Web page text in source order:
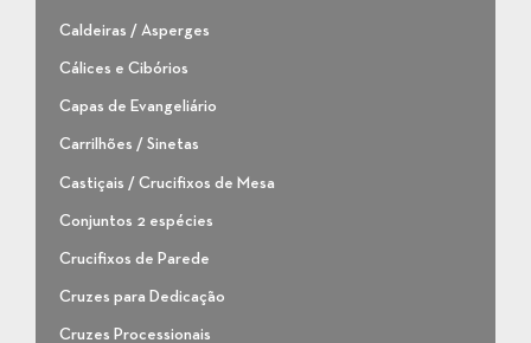
Caldeiras / Asperges
Cálices e Cibórios
Capas de Evangeliário
Carrilhões / Sinetas
Castiçais / Crucifixos de Mesa
Conjuntos 2 espécies
Crucifixos de Parede
Cruzes para Dedicação
Cruzes Processionais